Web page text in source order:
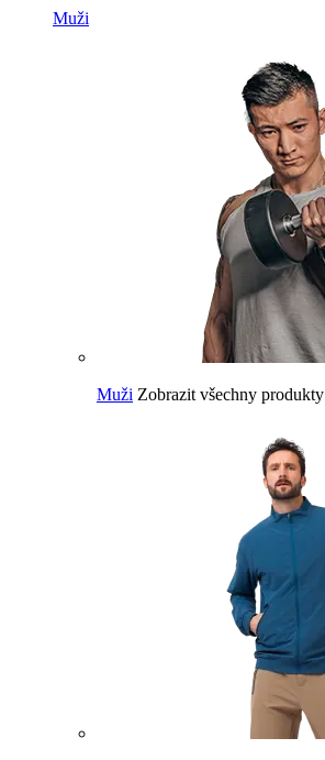
Muži
Muži Zobrazit všechny produkty